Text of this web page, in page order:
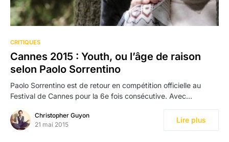
CRITIQUES
Cannes 2015 : Youth, ou l’âge de raison
selon Paolo Sorrentino
Paolo Sorrentino est de retour en compétition officielle au
Festival de Cannes pour la 6e fois consécutive. Avec…
Christopher Guyon
21 mai 2015
Lire plus